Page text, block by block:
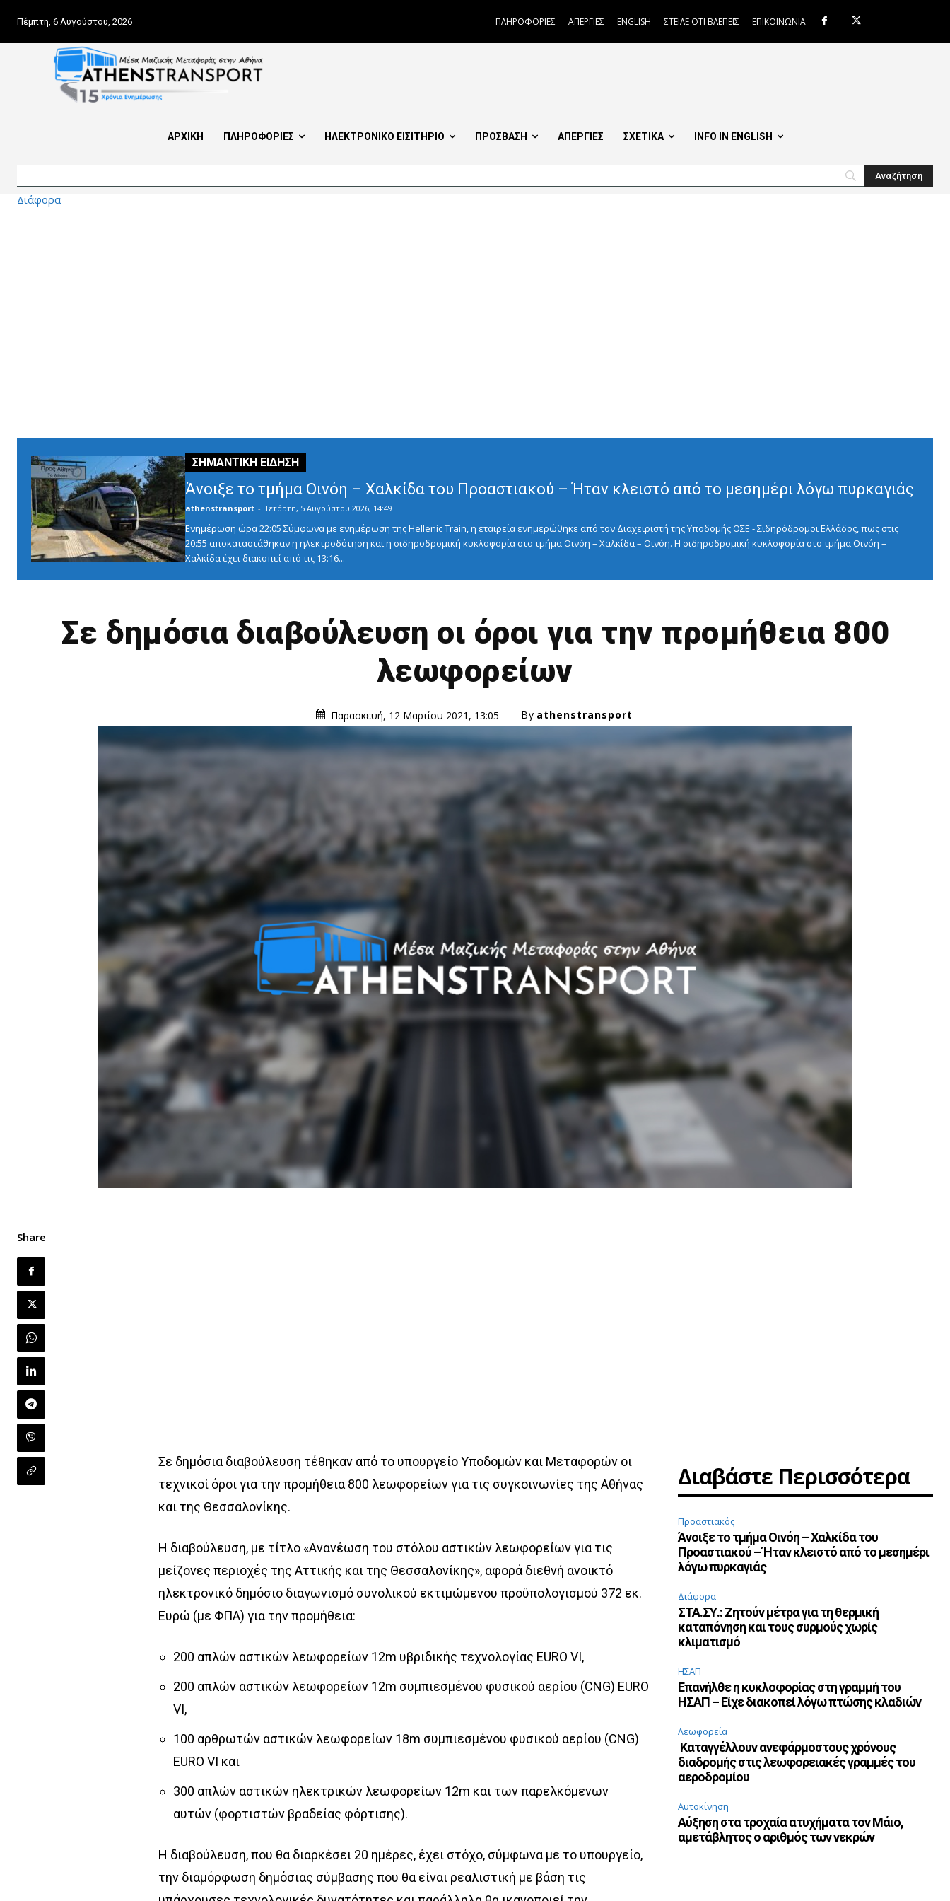
Πέμπτη, 6 Αυγούστου, 2026 ΠΛΗΡΟΦΟΡΙΕΣ ΑΠΕΡΓΙΕΣ ENGLISH ΣΤΕΙΛΕ ΟΤΙ ΒΛΕΠΕΙΣ ΕΠΙΚΟΙΝΩΝΙΑ
ΑΡΧΙΚΗ ΠΛΗΡΟΦΟΡΙΕΣ ΗΛΕΚΤΡΟΝΙΚΟ ΕΙΣΙΤΗΡΙΟ ΠΡΟΣΒΑΣΗ ΑΠΕΡΓΙΕΣ ΣΧΕΤΙΚΑ INFO IN ENGLISH
Διάφορα
Άνοιξε το τμήμα Οινόη – Χαλκίδα του Προαστιακού – Ήταν κλειστό από το μεσημέρι λόγω πυρκαγιάς
athenstransport - Τετάρτη, 5 Αυγούστου 2026, 14:49
Ενημέρωση ώρα 22:05 Σύμφωνα με ενημέρωση της Hellenic Train, η εταιρεία ενημερώθηκε από τον Διαχειριστή της Υποδομής ΟΣΕ - Σιδηρόδρομοι Ελλάδος, πως στις
20:55 αποκαταστάθηκαν η ηλεκτροδότηση και η σιδηροδρομική κυκλοφορία στο τμήμα Οινόη – Χαλκίδα – Οινόη. Η σιδηροδρομική κυκλοφορία στο τμήμα Οινόη –
Χαλκίδα έχει διακοπεί από τις 13:16...
Σε δημόσια διαβούλευση οι όροι για την προμήθεια 800
λεωφορείων
Παρασκευή, 12 Μαρτίου 2021, 13:05 By athenstransport
Share
Σε δημόσια διαβούλευση τέθηκαν από το υπουργείο Υποδομών και Μεταφορών οι
τεχνικοί όροι για την προμήθεια 800 λεωφορείων για τις συγκοινωνίες της Αθήνας
και της Θεσσαλονίκης.
H διαβούλευση, με τίτλο «Ανανέωση του στόλου αστικών λεωφορείων για τις
μείζονες περιοχές της Αττικής και της Θεσσαλονίκης», αφορά διεθνή ανοικτό
ηλεκτρονικό δημόσιο διαγωνισμό συνολικού εκτιμώμενου προϋπολογισμού 372 εκ.
Ευρώ (με ΦΠΑ) για την προμήθεια:
200 απλών αστικών λεωφορείων 12m υβριδικής τεχνολογίας EURO VI,
200 απλών αστικών λεωφορείων 12m συμπιεσμένου φυσικού αερίου (CNG) EURO
VI,
100 αρθρωτών αστικών λεωφορείων 18m συμπιεσμένου φυσικού αερίου (CNG)
EURO VΙ και
300 απλών αστικών ηλεκτρικών λεωφορείων 12m και των παρελκόμενων
αυτών (φορτιστών βραδείας φόρτισης).
Η διαβούλευση, που θα διαρκέσει 20 ημέρες, έχει στόχο, σύμφωνα με το υπουργείο,
την διαμόρφωση δημόσιας σύμβασης που θα είναι ρεαλιστική με βάση τις
Διαβάστε Περισσότερα
Προαστιακός
Άνοιξε το τμήμα Οινόη – Χαλκίδα του
Προαστιακού – Ήταν κλειστό από το μεσημέρι
λόγω πυρκαγιάς
Διάφορα
ΣΤΑ.ΣΥ.: Ζητούν μέτρα για τη θερμική
καταπόνηση και τους συρμούς χωρίς
κλιματισμό
ΗΣΑΠ
Επανήλθε η κυκλοφορίας στη γραμμή του
ΗΣΑΠ – Είχε διακοπεί λόγω πτώσης κλαδιών
Λεωφορεία
Καταγγέλλουν ανεφάρμοστους χρόνους
διαδρομής στις λεωφορειακές γραμμές του
αεροδρομίου
Αυτοκίνηση
Αύξηση στα τροχαία ατυχήματα τον Μάιο,
αμετάβλητος ο αριθμός των νεκρών